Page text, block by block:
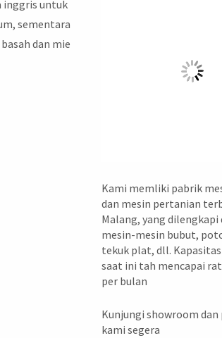
inggris untuk
sementara
dan mie
Kami memliki pabrik
dan mesin pertanian
Malang, yang dilengkapi
mesin-mesin bubut,
tekuk plat, dll.
saat ini tah mencapai
per bulan
Kunjungi showroom dan
kami segera